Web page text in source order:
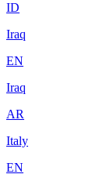
ID
Iraq
EN
Iraq
AR
Italy
EN